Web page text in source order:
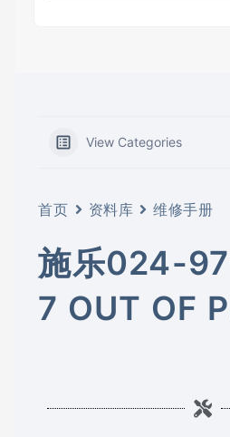
View Categories
首页 资料库 维修手册
施乐024-
7 OUT OF